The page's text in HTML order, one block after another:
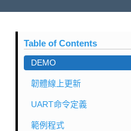
Table of Contents
DEMO
韌體線上更新
UART命令定義
範例程式